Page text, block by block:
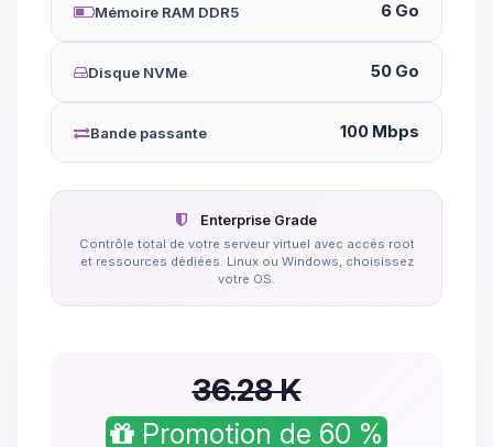
Mémoire RAM DDR5 6 Go
Disque NVMe 50 Go
Bande passante 100 Mbps
Enterprise Grade
Contrôle total de votre serveur virtuel avec accès root
et ressources dédiées. Linux ou Windows, choisissez
votre OS.
36.28 K
Promotion de 60 %